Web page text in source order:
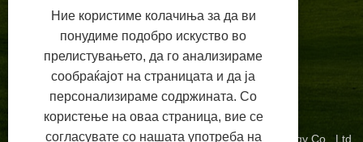
Copyright © 2024 Zhangzhou Albatross Sports Technology Co., Ltd.
Ние користиме колачиња за да ви
понудиме подобро искуство во
прелистувањето, да го анализираме
сообраќајот на страницата и да ја
персонализираме содржината. Со
користење на оваа страница, вие се
согласувате со нашата употреба на